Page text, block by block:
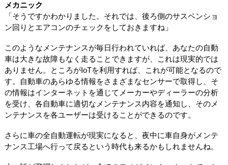
メカニック
「そうですかわかりました。それでは、後ろ側のサスペンショ
ン回りとエアコンのチェックをしておきますね」
このようなメンテナンスが毎日行われていれば、あなたの自動
車は大きな故障もなく走ることできますが、これは現実的では
ありません。ところがIoTを利用すれば、これが可能となるので
す。自動車のあらゆる情報をさまざまなセンサーで取得し、そ
の情報はインターネットを通じてメーカーやディーラーの分析
を受け、各自動車に適切なメンテナンス内容を通知し、そのメ
ンテナンスを各ユーザーは受けることができるのです。
さらに車の全自動運転が現実になると、夜中に車自身がメンテ
ナンス工場へ行って戻るという時代も来るかもしれませんね。